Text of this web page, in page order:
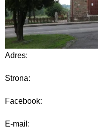
Adres:
Strona:
Facebook:
E-mail: